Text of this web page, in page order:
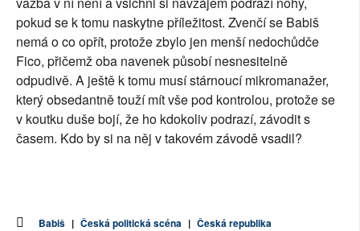
pokud se k tomu naskytne příležitost. Zvenčí se Babiš
nemá o co opřít, protože zbylo jen menší nedochůdče
Fico, přičemž oba navenek působí nesnesitelně
odpudivě. A ještě k tomu musí stárnoucí mikromanažer,
který obsedantně touží mít vše pod kontrolou, protože se
v koutku duše bojí, že ho kdokoliv podrazí, závodit s
časem. Kdo by si na něj v takovém závodě vsadil?
Babiš | Česká politická scéna | Česká republika